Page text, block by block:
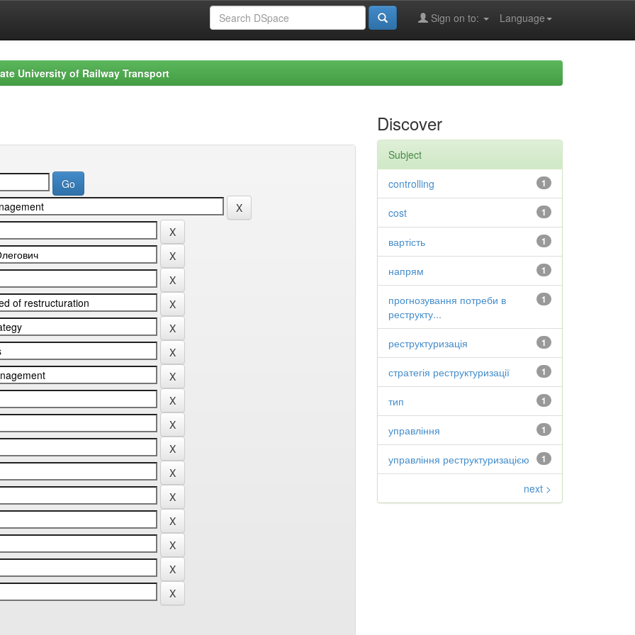
Language
Sign on to:
University of Railway Transport
Discover
Subject
1
controlling
1
cost
1
вартість
1
напрям
1
прогнозування потреби в
реструкту...
1
реструктуризація
1
стратегія реструктуризації
1
тип
1
управління
1
управління реструктуризацією
next >